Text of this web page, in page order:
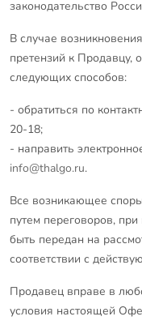
законодательство
В случае
претензий к Продавцу,
следующих способов:
- обратиться по
20-18;
- направить
info@thalgo.ru.
Все возникающее
путем переговоров,
быть передан на
соответствии с
Продавец вправе в
условия настоящей